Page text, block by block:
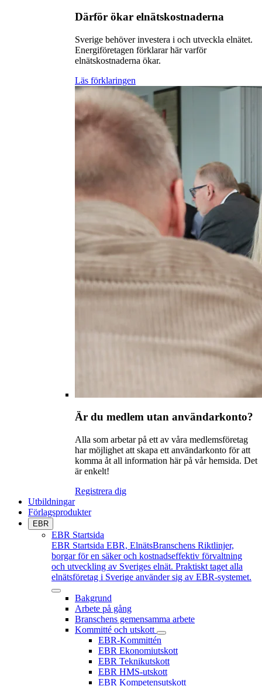
Därför ökar elnätskostnaderna
Sverige behöver investera i och utveckla elnätet.
Energiföretagen förklarar här varför
elnätskostnaderna ökar.
Läs förklaringen
Är du medlem utan användarkonto?
Alla som arbetar på ett av våra medlemsföretag
har möjlighet att skapa ett användarkonto för att
komma åt all information här på vår hemsida. Det
är enkelt!
Registrera dig
Utbildningar
Förlagsprodukter
EBR
EBR Startsida
EBR Startsida EBR, ElnätsBranschens Riktlinjer,
borgar för en säker och kostnadseffektiv förvaltning
och utveckling av Sveriges elnät. Praktiskt taget alla
elnätsföretag i Sverige använder sig av EBR-systemet.
Bakgrund
Arbete på gång
Branschens gemensamma arbete
Kommitté och utskott
EBR-Kommittén
EBR Ekonomiutskott
EBR Teknikutskott
EBR HMS-utskott
EBR Kompetensutskott